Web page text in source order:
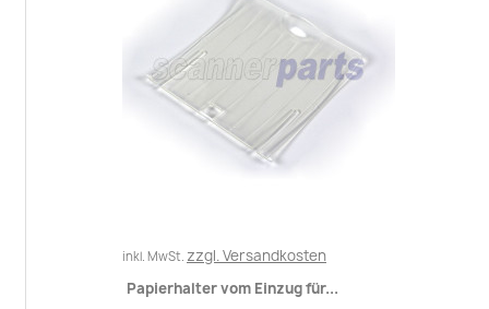
inkl. MwSt. zzgl. Versandkosten
Papierhalter vom Einzug für...